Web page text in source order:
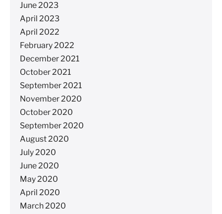
June 2023
April 2023
April 2022
February 2022
December 2021
October 2021
September 2021
November 2020
October 2020
September 2020
August 2020
July 2020
June 2020
May 2020
April 2020
March 2020